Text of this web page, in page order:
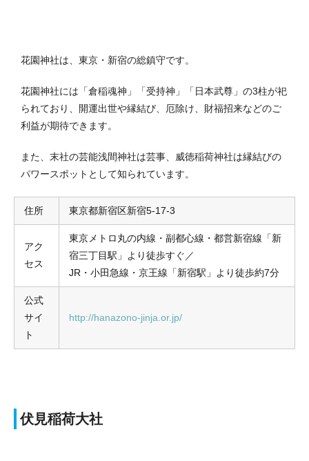
花園神社は、東京・新宿の総鎮守です。
花園神社には「倉稲魂神」「受持神」「日本武尊」の3柱が祀
られており、開運出世や縁結び、厄除け、財福招来などのご
利益が期待できます。
また、末社の芸能浅間神社は芸事、威徳稲荷神社は縁結びの
パワースポットとして知られています。
住所 東京都新宿区新宿5-17-3
アク
セス
東京メトロ丸の内線・副都心線・都営新宿線「新
宿三丁目駅」より徒歩すぐ／
JR・小田急線・京王線「新宿駅」より徒歩約7分
公式
サイ
ト
http://hanazono-jinja.or.jp/
伏見稲荷大社